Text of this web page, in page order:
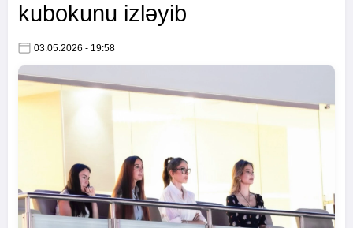
kubokunu izləyib
03.05.2026 - 19:58